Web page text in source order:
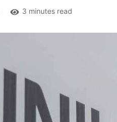
3 minutes read